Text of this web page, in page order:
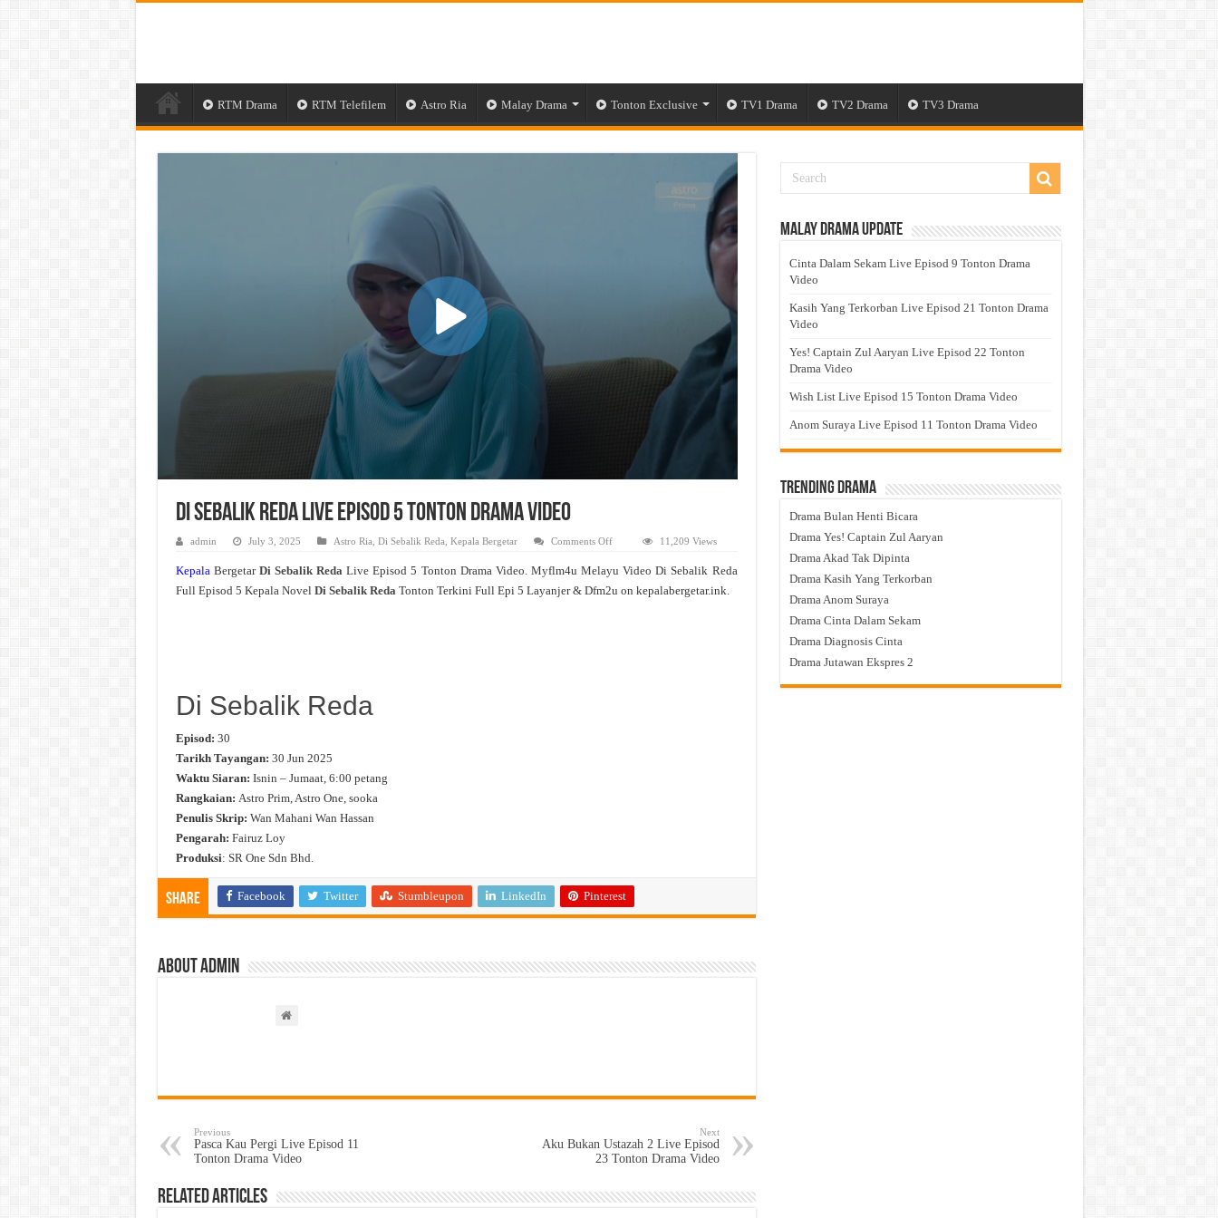
RTM Drama RTM Telefilem Astro Ria Malay Drama Tonton Exclusive TV1 Drama TV2 Drama TV3 Drama
Di Sebalik Reda Live Episod 5 Tonton Drama Video
admin July 3, 2025 Astro Ria Di Sebalik Reda Kepala Bergetar Comments Offon
Reda
Episod
11,209 Views
KepalaBergetar Di Sebalik RedaLive Episod 5 Tonton Drama Video. Myflm4u Melayu Video Di Sebalik Reda
Full Episod 5 Kepala NovelDi Sebalik Reda Tonton Terkini Full Epi 5 Layanjer & Dfm2u on kepalabergetar.ink.
Di Sebalik Reda
Episod: 30
Tarikh Tayangan: 30 Jun 2025
Waktu Siaran: Isnin – Jumaat, 6:00 petang
Rangkaian: Astro Prim, Astro One, sooka
Penulis Skrip: Wan Mahani Wan Hassan
Pengarah: Fairuz Loy
Produksi: SR One Sdn Bhd.
Share Facebook Twitter Stumbleupon LinkedIn Pinterest
About admin
Previous
Pasca Kau Pergi Live Episod 11
Tonton Drama Video
Next
Aku Bukan Ustazah 2 Live Episod
23 Tonton Drama Video
Related Articles
Malay Drama Update
Cinta Dalam Sekam Live Episod 9 Tonton Drama
Video
Kasih Yang Terkorban Live Episod 21 Tonton Drama
Video
Yes! Captain Zul Aaryan Live Episod 22 Tonton
Drama Video
Wish List Live Episod 15 Tonton Drama Video
Anom Suraya Live Episod 11 Tonton Drama Video
Trending Drama
Drama Bulan Henti Bicara
Drama Yes! Captain Zul Aaryan
Drama Akad Tak Dipinta
Drama Kasih Yang Terkorban
Drama Anom Suraya
Drama Cinta Dalam Sekam
Drama Diagnosis Cinta
Drama Jutawan Ekspres 2